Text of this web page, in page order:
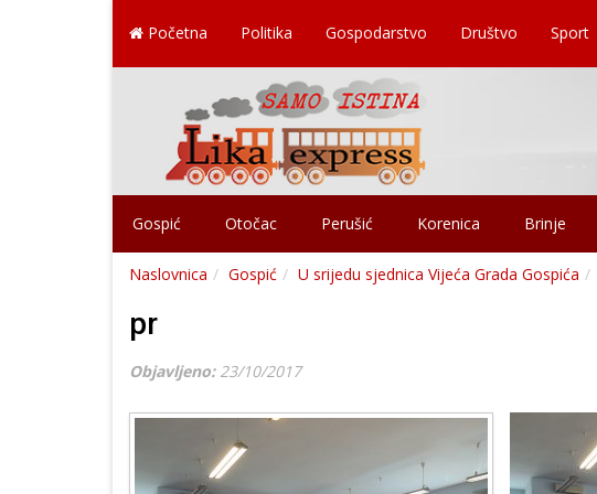
Početna Politika Gospodarstvo Društvo Sport
Gospić Otočac Perušić Korenica Brinje
Naslovnica Gospić U srijedu sjednica Vijeća Grada Gospića
pr
Objavljeno: 23/10/2017